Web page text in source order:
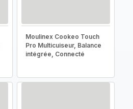
Moulinex Cookeo Touch
Pro Multicuiseur, Balance
intégrée, Connecté